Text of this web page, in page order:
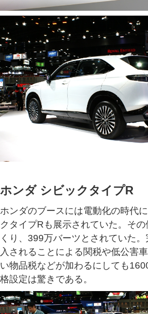
ホンダ シビックタイプR
ホンダのブースには電動化の時代
クタイプRも展示されていた。そ
くり、399万バーツとされていた
入されることによる関税や低公害
い物品税などが加わるにしても
格設定は驚きである。